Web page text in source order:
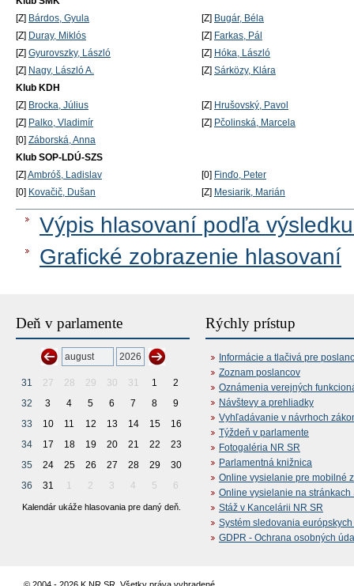
[Z] Bárdos, Gyula [Z] Bugár, Béla
[Z] Duray, Miklós [Z] Farkas, Pál
[Z] Gyurovszky, László [Z] Hóka, László
[Z] Nagy, László A. [Z] Sárközy, Klára
Klub KDH
[Z] Brocka, Július [Z] Hrušovský, Pavol
[Z] Palko, Vladimír [Z] Pčolinská, Marcela
[0] Záborská, Anna
Klub SOP-LDÚ-SZS
[Z] Ambróš, Ladislav [0] Finďo, Peter
[0] Kovačič, Dušan [Z] Mesiarik, Marián
Výpis hlasovaní podľa
Grafické zobrazenie hlasovaní
Deň v parlamente
31 27 28 29 30 31 1
2
32
3 4 5 6 7 8
9
33
10 11 12 13 14 15
16
34
17 18 19 20 21 22
23
35
24 25 26 27 28 29
30
36
31 1 2 3 4 5 6
Kalendár ukáže hlasovania pre daný deň.
Rýchly prístup
Informácie a tlačivá pre
Zoznam poslancov
Oznámenia verejných
Návštevy a prehliadky
Vyhľadávanie v návrhoch
Týždeň v parlamente
Fotogaléria NR SR
Parlamentná knižnica
Online vysielanie pre mobilné
Online vysielanie na stránkach
Stáž v Kancelárii NR SR
Systém sledovania
GDPR - Ochrana osobných